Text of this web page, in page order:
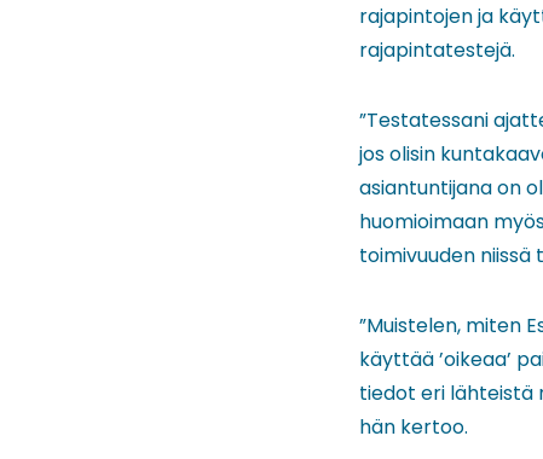
rajapintojen ja
rajapintatestejä.
”Testatessani
jos olisin
asiantuntijana on
huomioimaan
toimivuuden niissä
”Muistelen, miten
käyttää ’oikeaa’
tiedot eri lähteistä
hän kertoo.